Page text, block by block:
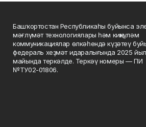
Башҡортостан Республикаһы буйынса
мәғлүмәт технологиялары һәм киңкүләм
коммуникациялар өлкәһендә күҙәтеү
федераль хеҙмәт идаралығында 2025
майында теркәлде. Теркәү номеры — ПИ
№ТУ02-01806.